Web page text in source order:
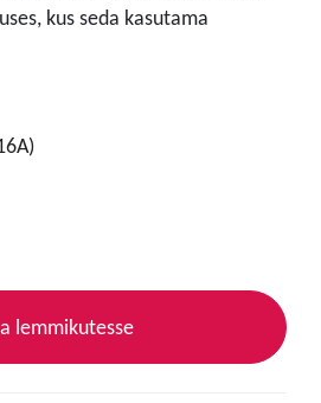
kus seda kasutama
lemmikutesse